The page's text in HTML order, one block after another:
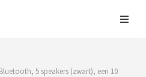
5 speakers (zwart), een 10